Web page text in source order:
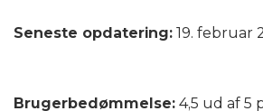
Seneste opdatering: 19. februar
Brugerbedømmelse: 4,5 ud af 5